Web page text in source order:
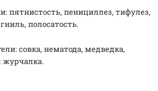
пятнистость, пенициллез, тифулез,
полосатость.
совка, нематода, медведка,
журчалка.